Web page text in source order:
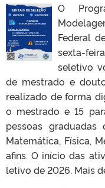
O
Federal
sexta-
seletivo
de mestrado e
realizado de forma
o mestrado e 15
pessoas
Matemática, Física,
afins. O início das
letivo de 2026. Mais